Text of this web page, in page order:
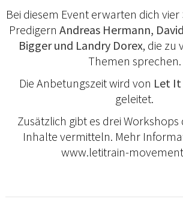
Bei diesem Event erwarten dich vier
Predigern Andreas Hermann,
Bigger und Landry Dorex, die zu
Themen sprechen.
Die Anbetungszeit wird von Let It
geleitet.
Zusätzlich gibt es drei Workshops
Inhalte vermitteln. Mehr
www.letitrain-